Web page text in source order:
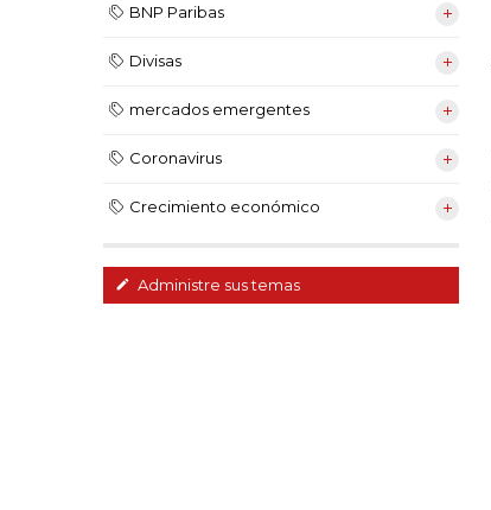
BNP Paribas
Divisas
mercados emergentes
Coronavirus
Crecimiento económico
Administre sus temas